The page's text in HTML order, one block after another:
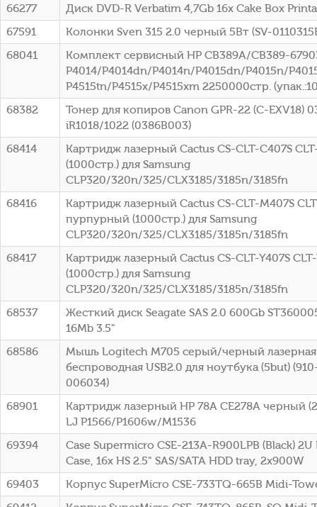
66277
Диск DVD-R Verbatim 4,7Gb 16x Cake Box
67591
Колонки Sven 315 2.0 черный 5Вт (SV-
68041
Комплект сервисный HP CB389A/CB389-
P4014/P4014dn/P4014n/P4015dn/P4015n/
P4515tn/P4515x/P4515xm 2250000стр.
68382
Тонер для копиров Canon GPR-22 (C-EXV18)
iR1018/1022 (0386B003)
68414
Картридж лазерный Cactus CS-CLT-C407S
(1000стр.) для Samsung
CLP320/320n/325/CLX3185/3185n/3185fn
68416
Картридж лазерный Cactus CS-CLT-M407S
пурпурный (1000стр.) для Samsung
CLP320/320n/325/CLX3185/3185n/3185fn
68417
Картридж лазерный Cactus CS-CLT-Y407S
(1000стр.) для Samsung
CLP320/320n/325/CLX3185/3185n/3185fn
68537
Жесткий диск Seagate SAS 2.0 600Gb
16Mb 3.5"
68586
Мышь Logitech M705 серый/черный лазерная
беспроводная USB2.0 для ноутбука (5but)
006034)
68901
Картридж лазерный HP 78A CE278A черный
LJ P1566/P1606w/M1536
69394
Case Supermicro CSE-213A-R900LPB (Black)
Case, 16x HS 2.5" SAS/SATA HDD tray, 2x900W
69403
Корпус SuperMicro CSE-733TQ-665B Midi-